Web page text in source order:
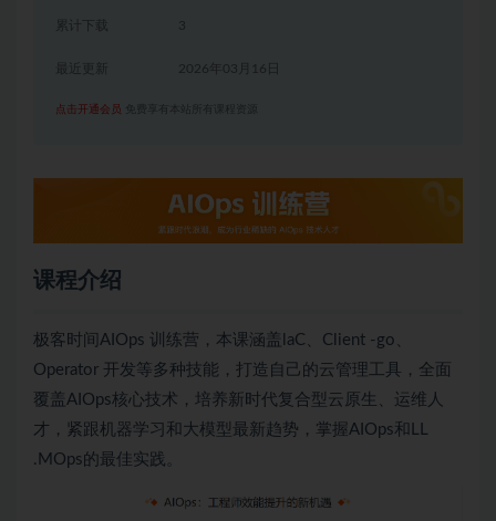
累计下载 3
2026年03月16日
点击开通会员 免费享有本站所有课程资源
课程介绍
极客时间AIOps 训练营，本课涵盖laC、Client -go、
Operator 开发等多种技能，打造自己的云管理工具，全面
覆盖AIOps核心技术，培养新时代复合型云原生、运维人
才，紧跟机器学习和大模型最新趋势，掌握AIOps和LL
.MOps的最佳实践。